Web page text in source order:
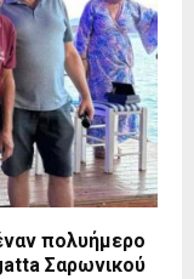
πολυήμερο
Σαρωνικού